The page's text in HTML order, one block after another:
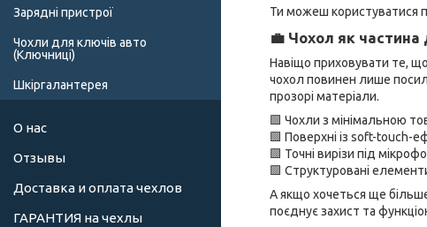
Ти можеш користуватися
💼 Чохол як частина
Навіщо приховувати те,
чохол повинен лише
прозорі матеріали.
🟩 Чохли з мінімальною
🟩 Поверхні із soft-touch-
🟩 Точні вирізи під
🟩 Структуровані
А якщо хочеться ще
поєднує захист та
Зарядні пристрої
Чохли для ключів авто
(Ключниці)
Шкіргалантерея
О нас
Отзывы
Доставка и оплата чехлов
ГАРАНТИЯ на чехлы